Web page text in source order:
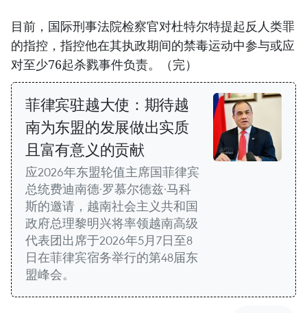
目前，国际刑事法院检察官对杜特尔特提起反人类罪
的指控，指控他在其执政期间的禁毒运动中参与或应
对至少76起杀戮事件负责。（完）
菲律宾驻越大使：期待越
南为东盟的发展做出实质
且富有意义的贡献
应2026年东盟轮值主席国菲律宾
总统费迪南德·罗慕尔德兹·马科
斯的邀请，越南社会主义共和国
政府总理黎明兴将率领越南高级
代表团出席于2026年5月7日至8
日在菲律宾宿务举行的第48届东
盟峰会。